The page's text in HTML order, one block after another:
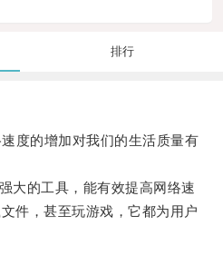
排行
的增加对我们的生活质量有
的工具，能有效提高网络速
件，甚至玩游戏，它都为用户